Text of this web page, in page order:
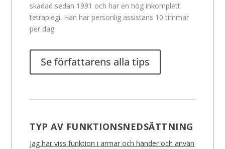
skadad sedan 1991 och har en hög inkomplett
tetraplegi. Han har personlig assistans 10 timmar
per dag.
Se författarens alla tips
TYP AV FUNKTIONSNEDSÄTTNING
Jag har viss funktion i armar och händer och använ